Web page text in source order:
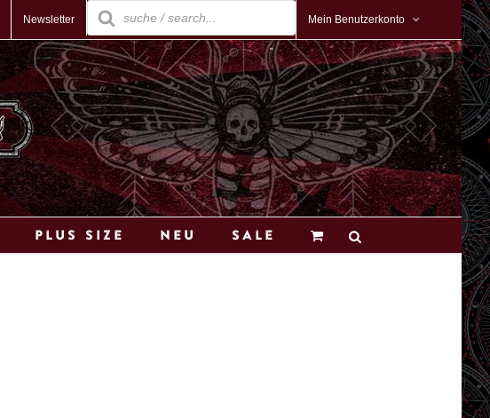
Newsletter
Products
search
Mein Benutzerkonto
Plus Size Neu Sale